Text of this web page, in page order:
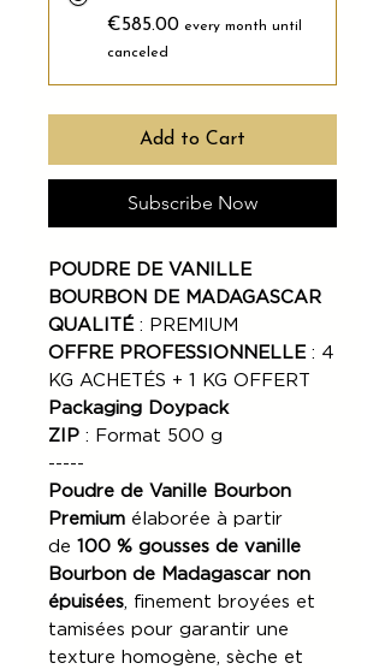
€585.00 every month until
canceled
Add to Cart
Subscribe Now
POUDRE DE VANILLE
BOURBON DE MADAGASCAR
QUALITÉ : PREMIUM
OFFRE PROFESSIONNELLE : 4
KG ACHETÉS + 1 KG OFFERT
Packaging Doypack
ZIP : Format 500 g
-----
Poudre de Vanille Bourbon
Premium élaborée à partir
de 100 % gousses de vanille
Bourbon de Madagascar non
épuisées , finement broyées et
tamisées pour garantir une
texture homogène, sèche et